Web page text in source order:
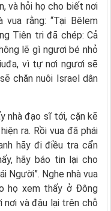
và hỏi họ cho biết nơi
rằng: “Tại Bêlem
Tiên tri đã chép: Cả
lẽ gì ngươi bé nhỏ
vì tự nơi ngươi sẽ
chăn nuôi Israel dân
nhà đạo sĩ tới, cặn kẽ
ra. Rồi vua đã phái
hãy đi điều tra cẩn
hãy báo tin lại cho
Người”. Nghe nhà vua
họ xem thấy ở Ðông
và đậu lại trên chỗ